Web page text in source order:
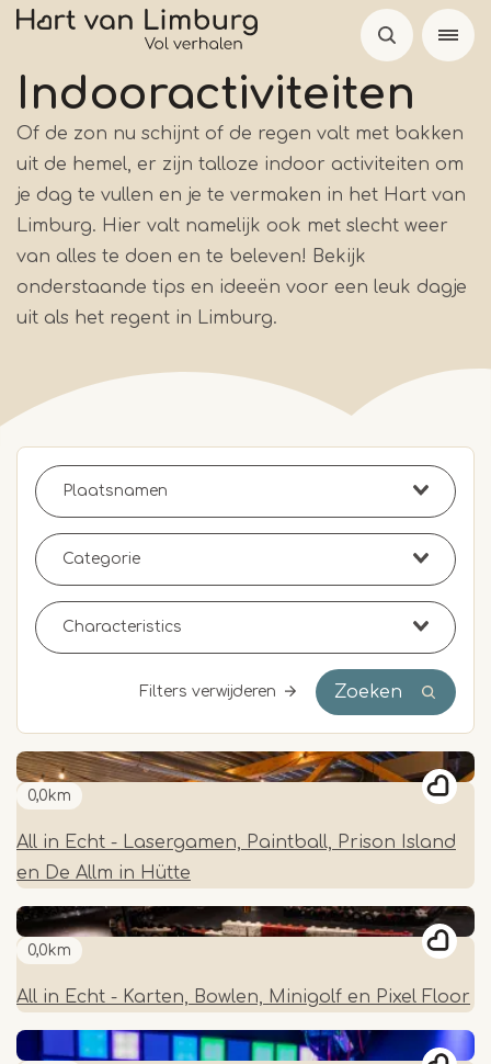
Overslaan
naar
de
inhoud
gaan
Indooractiviteiten
Of de zon nu schijnt of de regen valt met bakken
uit de hemel, er zijn talloze indoor activiteiten om
je dag te vullen en je te vermaken in het Hart van
Limburg. Hier valt namelijk ook met slecht weer
van alles te doen en te beleven! Bekijk
onderstaande tips en ideeën voor een leuk dagje
uit als het regent in Limburg.
Filters verwijderen Zoeken
0,0km
All in Echt - Lasergamen, Paintball, Prison Island
en De Allm in Hütte
0,0km
All in Echt - Karten, Bowlen, Minigolf en Pixel Floor